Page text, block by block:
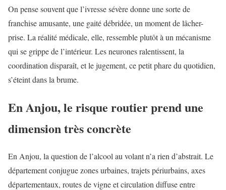
On pense souvent que l’ivresse sévère donne une sorte de
franchise amusante, une gaité débridée, un moment de lâcher-
prise. La réalité médicale, elle, ressemble plutôt à un mécanisme
qui se grippe de l’intérieur. Les neurones ralentissent, la
coordination disparaît, et le jugement, ce petit phare du quotidien,
s’éteint dans la brume.
En Anjou, le risque routier prend une
dimension très concrète
En Anjou, la question de l’alcool au volant n’a rien d’abstrait. Le
département conjugue zones urbaines, trajets périurbains, axes
départementaux, routes de vigne et circulation diffuse entre